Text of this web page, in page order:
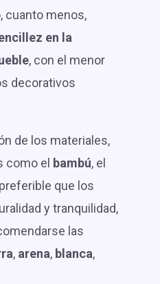
cuanto menos,
en la
, con el menor
decorativos
de los materiales,
como el bambú, el
que los
y tranquilidad,
las
, arena, blanca,